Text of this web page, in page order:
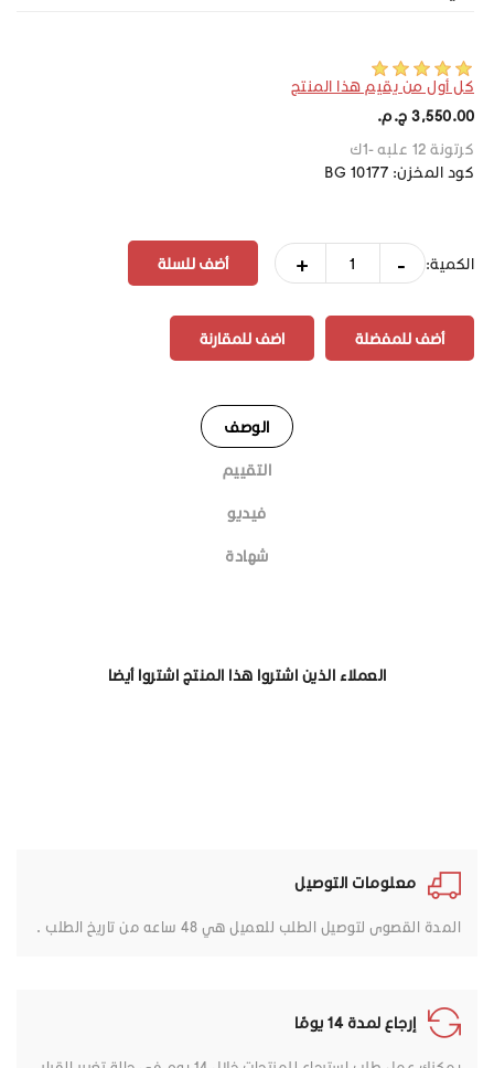
كل أول من يقيم هذا المنتج
3,550.00 ج.م.‏
كرتونة 12 علبه -1ك
كود المخزن: BG 10177
الكمية: -
+
أضف للمفضلة اضف للمقارنة
الوصف
التقييم
فيديو
شهادة
العملاء الذين اشتروا هذا المنتج اشتروا أيضا
معلومات التوصيل
المدة القصوى لتوصيل الطلب للعميل هي 48 ساعه من تاريخ الطلب .
إرجاع لمدة 14 يومًا